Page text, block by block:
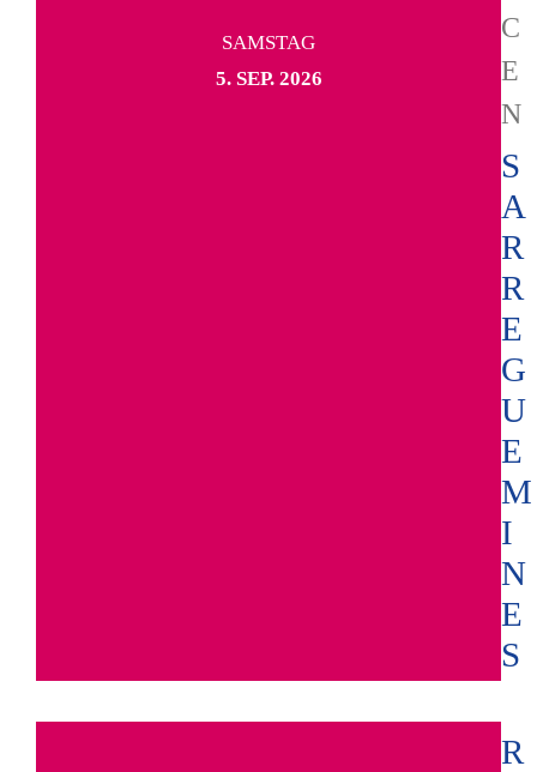
SAMSTAG
5. SEP. 2026
S
A
R
R
E
G
U
E
M
I
N
E
S
C
E
N
R